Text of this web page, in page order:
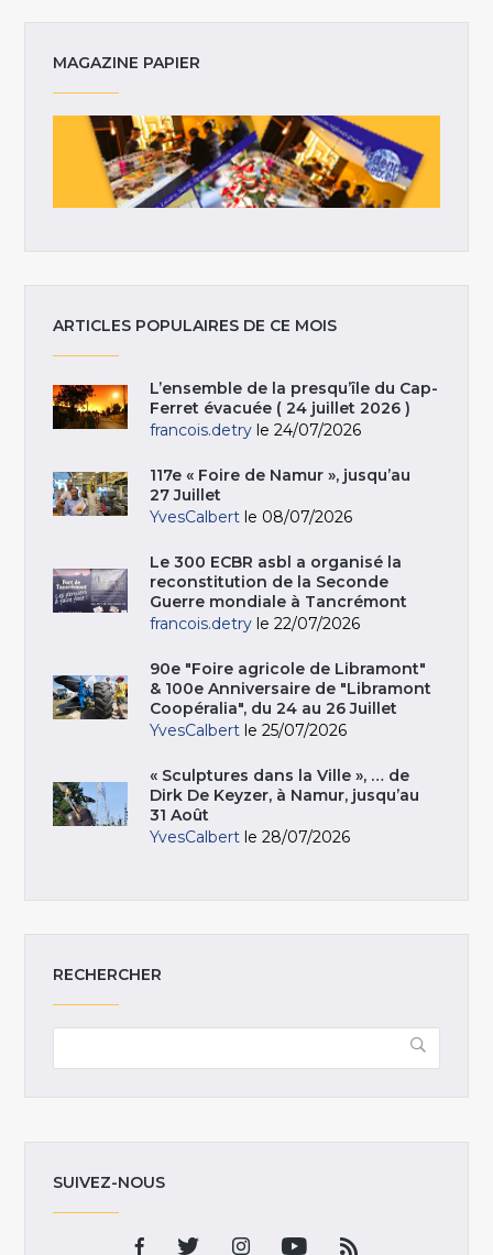
MAGAZINE PAPIER
ARTICLES POPULAIRES DE CE MOIS
L’ensemble de la presqu’île du Cap-
Ferret évacuée ( 24 juillet 2026 )
francois.detry le 24/07/2026
117e « Foire de Namur », jusqu’au
27 Juillet
YvesCalbert le 08/07/2026
Le 300 ECBR asbl a organisé la
reconstitution de la Seconde
Guerre mondiale à Tancrémont
francois.detry le 22/07/2026
90e "Foire agricole de Libramont"
& 100e Anniversaire de "Libramont
Coopéralia", du 24 au 26 Juillet
YvesCalbert le 25/07/2026
« Sculptures dans la Ville », … de
Dirk De Keyzer, à Namur, jusqu’au
31 Août
YvesCalbert le 28/07/2026
RECHERCHER
SUIVEZ-NOUS